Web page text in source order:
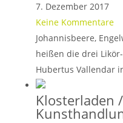
7. Dezember 2017
Keine Kommentare
Johannisbeere,
heißen die drei
Hubertus Vallendar
Klosterladen